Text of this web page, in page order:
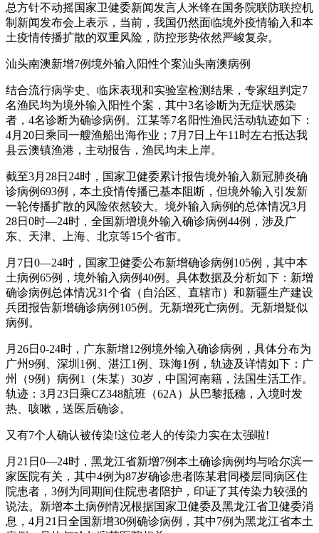
总方针不动摇国家卫健委新闻发言人米锋在国务院联防联控机
制新闻发布会上表示，当前，我国仍然面临境外疫情输入和本
土疫情传播扩散的双重风险，防控形势依然严峻复杂。
汕头南澳新增7例境外输入阳性个案汕头南澳病例
结合流行病学史、临床表现和实验室检测结果，专家组判定7
名渔民均为境外输入阳性个案，其中3名诊断为无症状感染
者，4名诊断为确诊病例。江某等7名阳性渔民活动轨迹如下：
4月20日乘同一艘渔船出海作业；7月7日上午11时左右抵达我
县云澳镇渔港，主动报告，渔民均未上岸。
截至3月28日24时，国家卫健委累计报告境外输入新冠肺炎确
诊病例693例，本土疫情传播已基本阻断，但境外输入引发新
一轮传播扩散的风险依然较大。境外输入病例的总体情况3月
28日0时—24时，全国新增境外输入确诊病例44例，涉及广
东、天津、上海、北京等15个省市。
月7日0—24时，国家卫健委公布新增确诊病例105例，其中本
土病例65例，境外输入病例40例。具体数据及分析如下：新增
确诊病例总体情况31个省（自治区、直辖市）和新疆生产建设
兵团报告新增确诊病例105例。无新增死亡病例。无新增疑似
病例。
月26日0-24时，广东新增12例境外输入确诊病例，具体分布为
广州9例、深圳1例、湛江1例、珠海1例，轨迹及详情如下：广
州（9例）病例1（朱某）30岁，中国河南籍，法国生活工作。
轨迹：3月23日乘CZ348航班（62A）从巴黎抵穗，入境时发
热、咳嗽，送医后确诊。
又有7个人确认被传染!这位老人的传染力实在太强啦!
月21日0—24时，黑龙江省新增7例本土确诊病例均与哈尔滨一
家医院有关，其中4例为87岁确诊患者陈某君同楼层同病区住
院患者，3例为同期间住院患者陪护，印证了其传染力较强的
说法。新增本土病例情况根据国家卫健委及黑龙江省卫健委消
息，4月21日全国新增30例确诊病例，其中7例为黑龙江省本土